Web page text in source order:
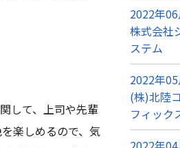
して、上司や先輩
楽しめるので、気
2022年
株式会社
ステム
2022年
(株)北陸
フィック